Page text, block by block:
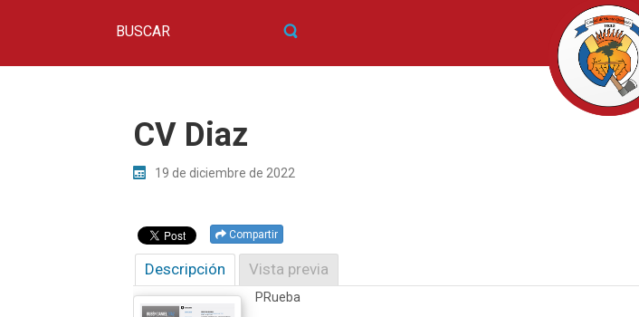
CV Diaz
19 de diciembre de 2022
Compartir
Descripción Vista previa
PRueba